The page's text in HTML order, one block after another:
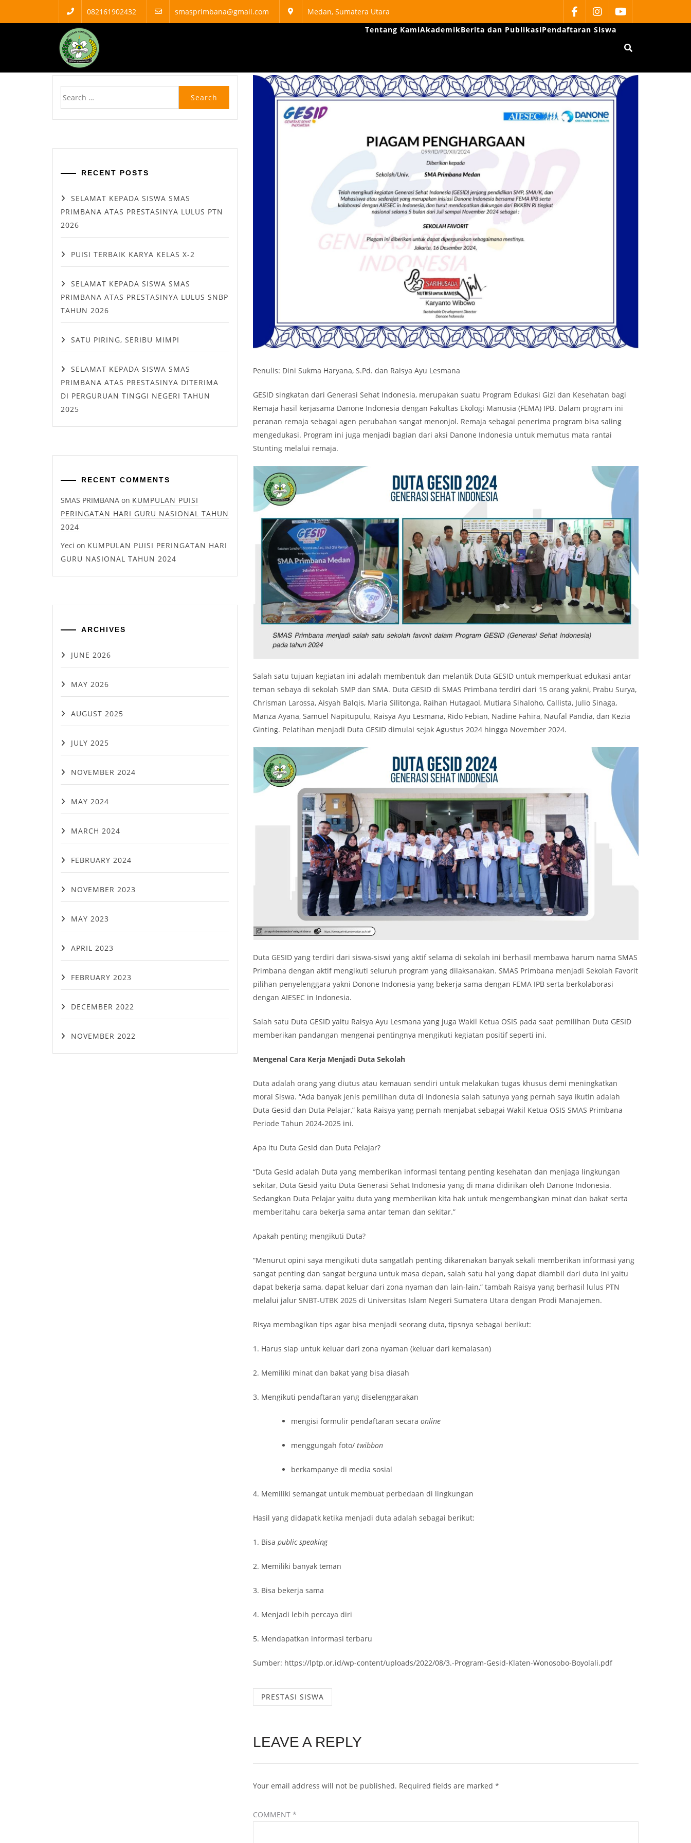
082161902432 smasprimbana@gmail.com Medan, Sumatera Utara
SMA Swasta Primbana Medan Tentang KamiAkademikBerita dan PublikasiPendaftaran Siswa
HOME PRESTASI SISWA
Penulis: Dini Sukma Haryana, S.Pd. dan Raisya Ayu Lesmana
GESID singkatan dari Generasi Sehat Indonesia, merupakan suatu Program Edukasi Gizi dan Kesehatan bagi
Remaja hasil kerjasama Danone Indonesia dengan Fakultas Ekologi Manusia (FEMA) IPB. Dalam program ini
peranan remaja sebagai agen perubahan sangat menonjol. Remaja sebagai penerima program bisa saling
mengedukasi. Program ini juga menjadi bagian dari aksi Danone Indonesia untuk memutus mata rantai
Stunting melalui remaja.
Salah satu tujuan kegiatan ini adalah membentuk dan melantik Duta GESID untuk memperkuat edukasi antar
teman sebaya di sekolah SMP dan SMA. Duta GESID di SMAS Primbana terdiri dari 15 orang yakni, Prabu Surya,
Chrisman Larossa, Aisyah Balqis, Maria Silitonga, Raihan Hutagaol, Mutiara Sihaloho, Callista, Julio Sinaga,
Manza Ayana, Samuel Napitupulu, Raisya Ayu Lesmana, Rido Febian, Nadine Fahira, Naufal Pandia, dan Kezia
Ginting. Pelatihan menjadi Duta GESID dimulai sejak Agustus 2024 hingga November 2024.
Duta GESID yang terdiri dari siswa-siswi yang aktif selama di sekolah ini berhasil membawa harum nama SMAS
Primbana dengan aktif mengikuti seluruh program yang dilaksanakan. SMAS Primbana menjadi Sekolah Favorit
pilihan penyelenggara yakni Donone Indonesia yang bekerja sama dengan FEMA IPB serta berkolaborasi
dengan AIESEC in Indonesia.
Salah satu Duta GESID yaitu Raisya Ayu Lesmana yang juga Wakil Ketua OSIS pada saat pemilihan Duta GESID
memberikan pandangan mengenai pentingnya mengikuti kegiatan positif seperti ini.
Mengenal Cara Kerja Menjadi Duta Sekolah
Duta adalah orang yang diutus atau kemauan sendiri untuk melakukan tugas khusus demi meningkatkan
moral Siswa. “Ada banyak jenis pemilihan duta di Indonesia salah satunya yang pernah saya ikutin adalah
Duta Gesid dan Duta Pelajar,” kata Raisya yang pernah menjabat sebagai Wakil Ketua OSIS SMAS Primbana
Periode Tahun 2024-2025 ini.
Apa itu Duta Gesid dan Duta Pelajar?
“Duta Gesid adalah Duta yang memberikan informasi tentang penting kesehatan dan menjaga lingkungan
sekitar, Duta Gesid yaitu Duta Generasi Sehat Indonesia yang di mana didirikan oleh Danone Indonesia.
Sedangkan Duta Pelajar yaitu duta yang memberikan kita hak untuk mengembangkan minat dan bakat serta
memberitahu cara bekerja sama antar teman dan sekitar.”
Apakah penting mengikuti Duta?
“Menurut opini saya mengikuti duta sangatlah penting dikarenakan banyak sekali memberikan informasi yang
sangat penting dan sangat berguna untuk masa depan, salah satu hal yang dapat diambil dari duta ini yaitu
dapat bekerja sama, dapat keluar dari zona nyaman dan lain-lain,” tambah Raisya yang berhasil lulus PTN
melalui jalur SNBT-UTBK 2025 di Universitas Islam Negeri Sumatera Utara dengan Prodi Manajemen.
Risya membagikan tips agar bisa menjadi seorang duta, tipsnya sebagai berikut:
1. Harus siap untuk keluar dari zona nyaman (keluar dari kemalasan)
2. Memiliki minat dan bakat yang bisa diasah
3. Mengikuti pendaftaran yang diselenggarakan
mengisi formulir pendaftaran secaraonline
menggungah foto/twibbon
berkampanye di media sosial
4. Memiliki semangat untuk membuat perbedaan di lingkungan
Hasil yang didapatk ketika menjadi duta adalah sebagai berikut:
1. Bisapublic speaking
2. Memiliki banyak teman
3. Bisa bekerja sama
4. Menjadi lebih percaya diri
5. Mendapatkan informasi terbaru
Sumber: https://lptp.or.id/wp-content/uploads/2022/08/3.-Program-Gesid-Klaten-Wonosobo-Boyolali.pdf
PRESTASI SISWA
LEAVE A REPLY
Your email address will not be published. Required fields are marked*
COMMENT*
RECENT POSTS
SELAMAT KEPADA SISWA SMAS
PRIMBANA ATAS PRESTASINYA LULUS PTN
2026
PUISI TERBAIK KARYA KELAS X-2
SELAMAT KEPADA SISWA SMAS
PRIMBANA ATAS PRESTASINYA LULUS SNBP
TAHUN 2026
SATU PIRING, SERIBU MIMPI
SELAMAT KEPADA SISWA SMAS
PRIMBANA ATAS PRESTASINYA DITERIMA
DI PERGURUAN TINGGI NEGERI TAHUN
2025
RECENT COMMENTS
SMAS PRIMBANA on KUMPULAN PUISI
PERINGATAN HARI GURU NASIONAL TAHUN
2024
Yeci on KUMPULAN PUISI PERINGATAN HARI
GURU NASIONAL TAHUN 2024
ARCHIVES
JUNE 2026
MAY 2026
AUGUST 2025
JULY 2025
NOVEMBER 2024
MAY 2024
MARCH 2024
FEBRUARY 2024
NOVEMBER 2023
MAY 2023
APRIL 2023
FEBRUARY 2023
DECEMBER 2022
NOVEMBER 2022